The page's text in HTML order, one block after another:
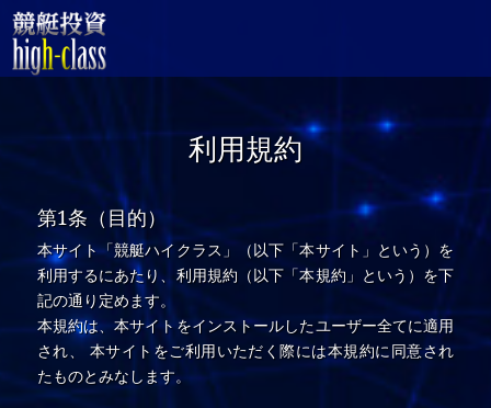
利用規約
第1条（目的）
本サイト「競艇ハイクラス」（以下「本サイト」という）を
利用するにあたり、利用規約（以下「本規約」という）を下
記の通り定めます。
本規約は、本サイトをインストールしたユーザー全てに適用
され、 本サイトをご利用いただく際には本規約に同意され
たものとみなします。